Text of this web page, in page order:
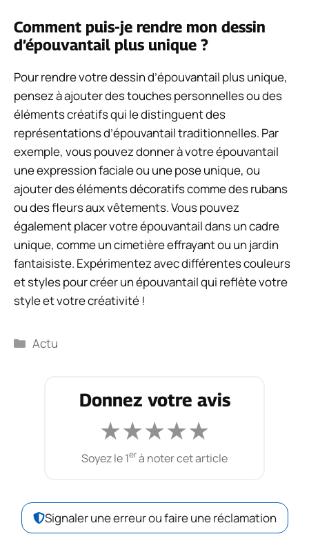
Comment puis-je rendre mon dessin
d’épouvantail plus unique ?
Pour rendre votre dessin d’épouvantail plus unique,
pensez à ajouter des touches personnelles ou des
éléments créatifs qui le distinguent des
représentations d’épouvantail traditionnelles. Par
exemple, vous pouvez donner à votre épouvantail
une expression faciale ou une pose unique, ou
ajouter des éléments décoratifs comme des rubans
ou des fleurs aux vêtements. Vous pouvez
également placer votre épouvantail dans un cadre
unique, comme un cimetière effrayant ou un jardin
fantaisiste. Expérimentez avec différentes couleurs
et styles pour créer un épouvantail qui reflète votre
style et votre créativité !
Catégories
Actu
Donnez votre avis
★★★★★
Soyez le 1erà noter cet article
Signaler une erreur ou faire une réclamation